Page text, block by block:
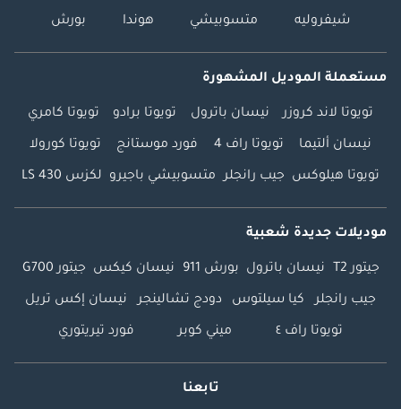
شيفروليه متسوبيشي هوندا بورش
مستعملة الموديل المشهورة
تويوتا لاند كروزر نيسان باترول تويوتا برادو تويوتا كامري
نيسان ألتيما تويوتا راف 4 فورد موستانج تويوتا كورولا
تويوتا هيلوكس جيب رانجلر متسوبيشي باجيرو لكزس LS 430
موديلات جديدة شعبية
جيتور T2 نيسان باترول بورش 911 نيسان كيكس جيتور G700
جيب رانجلر كيا سيلتوس دودج تشالينجر نيسان إكس تريل
تويوتا راف ٤ ميني كوبر فورد تيريتوري
تابعنا